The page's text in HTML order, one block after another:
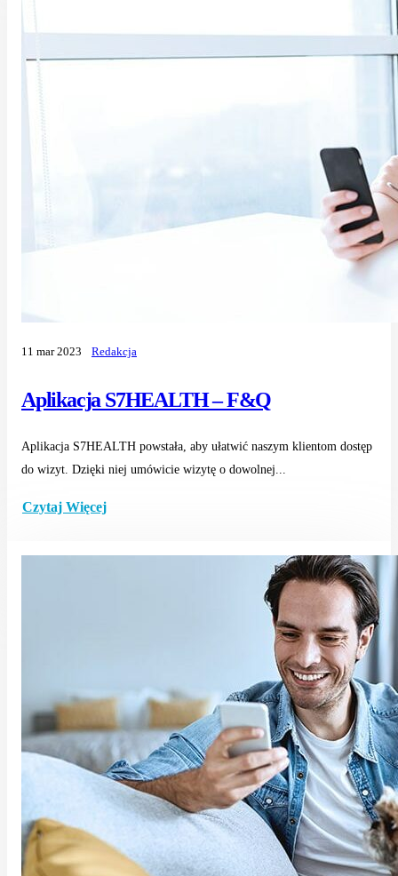
Aplikacja S7HEALTH – F&Q
11 mar 2023 Redakcja
Aplikacja S7HEALTH powstała, aby ułatwić naszym klientom dostęp
do wizyt. Dzięki niej umówicie wizytę o dowolnej...
Czytaj Więcej